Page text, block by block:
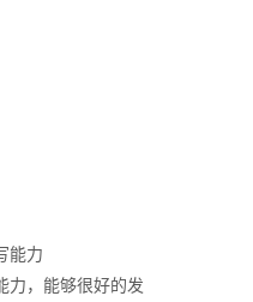
能力
力，能够很好的发